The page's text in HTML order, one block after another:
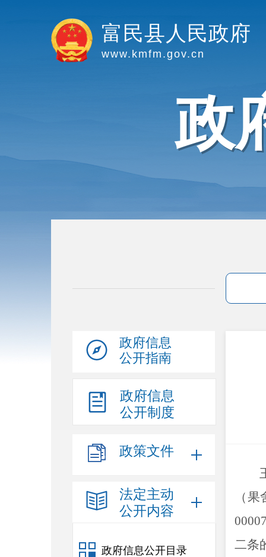
富民县人民政府
www.kmfm.gov.cn
政
政府信息
公开指南
政府信息
公开制度
政策文件
法定主动
公开内容
政府信息公开目录
（
二条